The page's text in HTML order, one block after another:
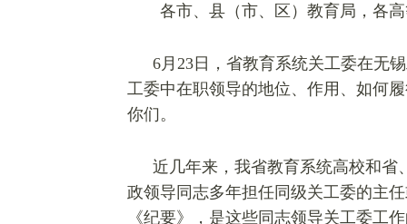
各市、县（市、区）教育局，各
6 月23日，省教育系统关工委在无
工委中在职领导的地位、作用、如何
你们。
近几年来，我省教育系统高校和省
政领导同志多年担任同级关工委的主
《纪要》，是这些同志领导关工委工